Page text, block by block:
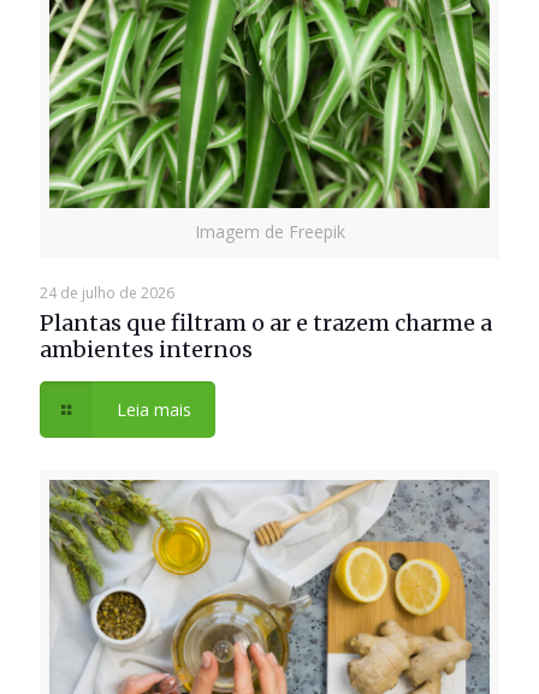
Imagem de Freepik
24 de julho de 2026
Plantas que filtram o ar e trazem charme a
ambientes internos
Leia mais